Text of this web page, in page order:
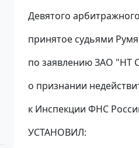
Девятого
принятое судьями
по заявлению ЗАО "НТ
о признании
к Инспекции ФНС
УСТАНОВИЛ: